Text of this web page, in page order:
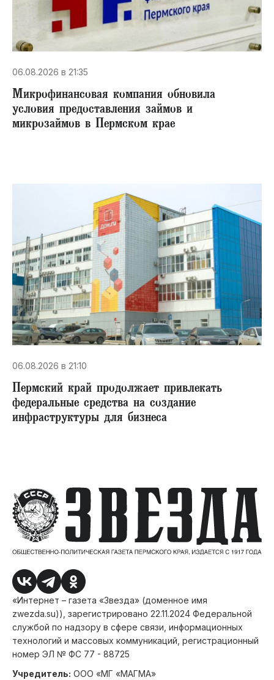
06.08.2026 в 21:35
Микрофинансовая компания обновила
условия предоставления займов и
микрозаймов в Пермском крае
06.08.2026 в 21:10
Пермский край продолжает привлекать
федеральные средства на создание
инфраструктуры для бизнеса
«Интернет – газета «Звезда» (доменное имя
zwezda.su)), зарегистрировано 22.11.2024 Федеральной
службой по надзору в сфере связи, информационных
технологий и массовых коммуникаций, регистрационный
номер ЭЛ № ФС 77 - 88725
Учредитель: ООО «МГ «МАГМА»